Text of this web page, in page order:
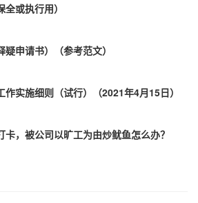
或执行用）
申请书）（参考范文）
实施细则（试行）（2021年4月15日）
，被公司以旷工为由炒鱿鱼怎么办？